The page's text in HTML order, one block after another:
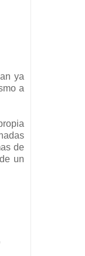
ya
a
de
un